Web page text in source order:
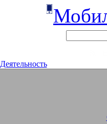
Деятельность